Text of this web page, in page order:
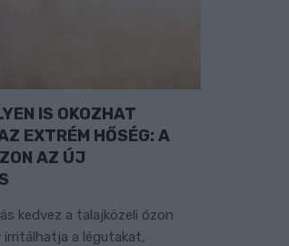
IS OKOZHAT
EXTRÉM HŐSÉG: A
AZ ÚJ
kedvez a talajközeli ózon
irritálhatja a légutakat,